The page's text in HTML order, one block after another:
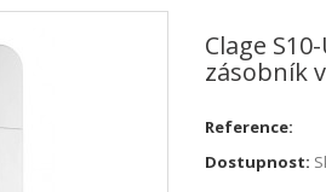
Clage
zásobník
Reference:
Dostupnost: